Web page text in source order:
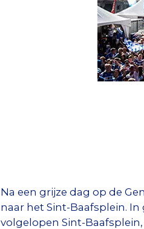
Na een grijze dag op de
naar het Sint-Baafsplein.
volgelopen Sint-